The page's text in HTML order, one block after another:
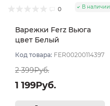
0 В наличии
Варежки Ferz Вьюга
цвет Белый
Код товара: FER00200114397
2 399Руб.
1 199Руб.